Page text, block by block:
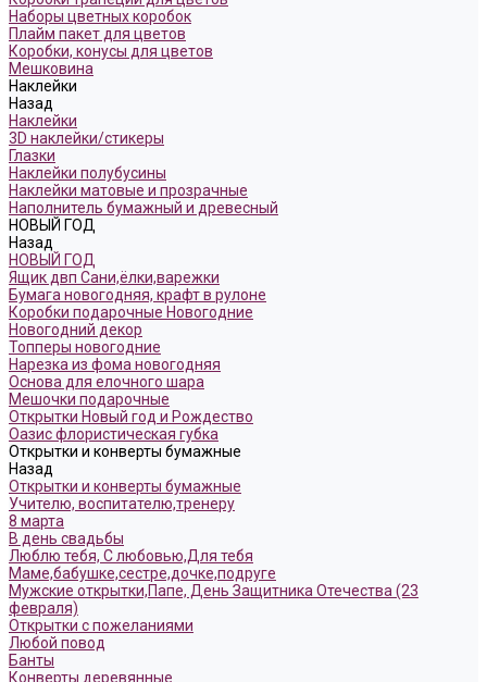
Наборы цветных коробок
Плайм пакет для цветов
Коробки, конусы для цветов
Мешковина
Наклейки
Назад
Наклейки
3D наклейки/стикеры
Глазки
Наклейки полубусины
Наклейки матовые и прозрачные
Наполнитель бумажный и древесный
НОВЫЙ ГОД
Назад
НОВЫЙ ГОД
Ящик двп Сани,ёлки,варежки
Бумага новогодняя, крафт в рулоне
Коробки подарочные Новогодние
Новогодний декор
Топперы новогодние
Нарезка из фома новогодняя
Основа для елочного шара
Мешочки подарочные
Открытки Новый год и Рождество
Оазис флористическая губка
Открытки и конверты бумажные
Назад
Открытки и конверты бумажные
Учителю, воспитателю,тренеру
8 марта
В день свадьбы
Люблю тебя, С любовью,Для тебя
Маме,бабушке,сестре,дочке,подруге
Мужские открытки,Папе, День Защитника Отечества (23
февраля)
Открытки с пожеланиями
Любой повод
Банты
Конверты деревянные